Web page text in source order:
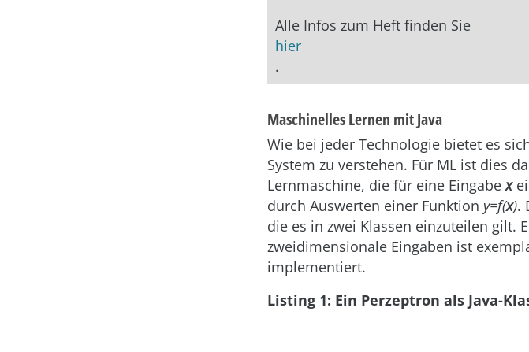
Alle Infos zum Heft finden Sie
hier
.
Maschinelles Lernen mit Java
Wie bei jeder Technologie bietet es
System zu verstehen. Für ML ist dies
Lernmaschine, die für eine Eingabex
durch Auswerten einer Funktion y=f(x).
die es in zwei Klassen einzuteilen gilt.
zweidimensionale Eingaben ist
implementiert.
Listing 1: Ein Perzeptron als Java-